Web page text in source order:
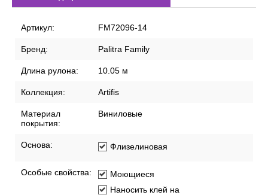
Артикул: FM72096-14
Бренд: Palitra Family
Длина рулона: 10.05 м
Коллекция: Artifis
Материал
покрытия:
Виниловые
Основа: Флизелиновая
Особые свойства:
Моющиеся
Наносить клей на